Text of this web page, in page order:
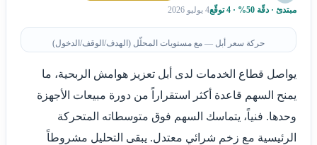
مبتدئ · دقّة 50% · 4 توقّع 4 يوليو 2026
حركة سعر أبل — مع مستويات المحلّل (الهدف/الوقف/الدخول)
يواصل قطاع الخدمات لدى أبل تعزيز هوامش الربحية، ما
يمنح السهم قاعدة أكثر استقراراً من دورة مبيعات الأجهزة
وحدها. فنياً، يتماسك السهم فوق متوسطاته المتحركة
الرئيسية مع زخم شرائي معتدل. يبقى التحليل مشروطاً